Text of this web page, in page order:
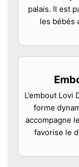
palais. Il est
les bébés
L’embout Lovi
forme
accompagne
favorise le